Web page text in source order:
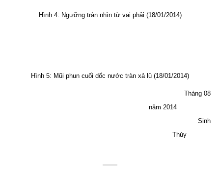
Hình 4: Ngưỡng tràn nhìn từ vai phải (18/01/2014)
Hình 5: Mũi phun cuối dốc nước tràn xả lũ (18/01/2014)
Tháng 08
năm 2014
Sinh
Thủy